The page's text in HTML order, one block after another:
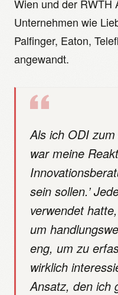
Wien und der RWTH
Unternehmen wie
Palfinger, Eaton,
angewandt.
Als ich ODI
war meine
sein sollen.’
verwendet
um
eng, um zu
wirklich
Ansatz, den ich